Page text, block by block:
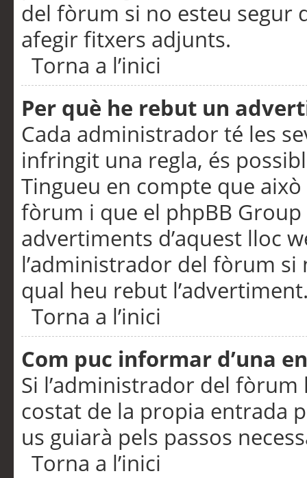
del fòrum si no esteu segur
afegir fitxers adjunts.
Torna a l’inici
Per què he rebut un
Cada administrador té les
infringit una regla, és
Tingueu en compte que
fòrum i que el phpBB
advertiments d’aquest lloc
l’administrador del fòrum
qual heu rebut
Torna a l’inici
Com puc informar d’una
Si l’administrador del
costat de la propia entrada
us guiarà pels passos
Torna a l’inici